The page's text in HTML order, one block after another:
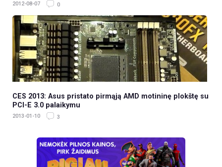
2012-08-07 0
CES 2013: Asus pristato pirmąją AMD motininę plokštę su
PCI-E 3.0 palaikymu
2013-01-10 3